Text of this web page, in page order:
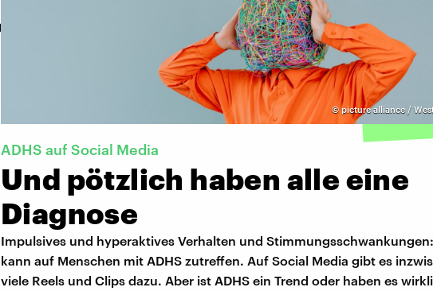
©picture alliance /
ADHS auf Social Media
Und pötzlich haben alle eine
Diagnose
Impulsives und hyperaktives Verhalten und
kann auf Menschen mit ADHS zutreffen. Auf Social Media gibt es
viele Reels und Clips dazu. Aber ist ADHS ein Trend oder haben es